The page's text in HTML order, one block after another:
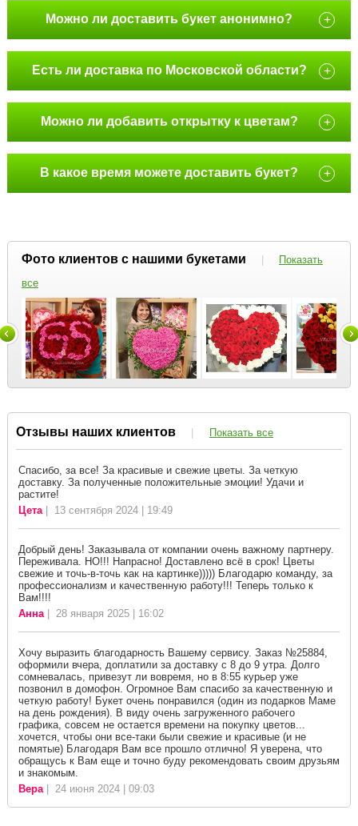
Можно ли доставить букет анонимно? +
Есть ли доставка по Московской области? +
Можно ли добавить открытку к цветам? +
В какое время можете доставить букет? +
Фото клиентов с нашими букетами |
Показать
все
Отзывы наших клиентов | Показать все
Спасибо, за все! За красивые и свежие цветы. За четкую
доставку. За полученные положительные эмоции! Удачи и
растите!
Цета| 13 сентября 2024 | 19:49
Добрый день! Заказывала от компании очень важному партнеру.
Переживала. НО!!! Напрасно! Доставлено всё в срок! Цветы
свежие и точь-в-точь как на картинке))))) Благодарю команду, за
профессионализм и качественную работу!!! Теперь только к
Вам!!!!
Анна| 28 января 2025 | 16:02
Хочу выразить благодарность Вашему сервису. Заказ №25884,
оформили вчера, доплатили за доставку с 8 до 9 утра. Долго
сомневалась, привезут ли вовремя, но в 8:55 курьер уже
позвонил в домофон. Огромное Вам спасибо за качественную и
четкую работу! Букет очень понравился (один из подарков Маме
на день рождения). В виду очень загруженного рабочего
графика, совсем не остается времени на покупку цветов...
хочется, чтобы они все-таки были свежие и красивые (и не
помятые) Благодаря Вам все прошло отлично! Я уверена, что
обращусь к Вам еще и точно буду рекомендовать своим друзьям
и знакомым.
Вера| 24 июня 2024 | 09:03